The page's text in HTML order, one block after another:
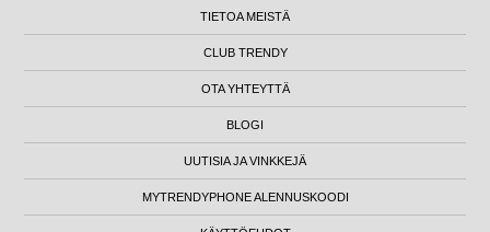
TIETOA MEISTÄ
CLUB TRENDY
OTA YHTEYTTÄ
BLOGI
UUTISIA JA VINKKEJÄ
MYTRENDYPHONE ALENNUSKOODI